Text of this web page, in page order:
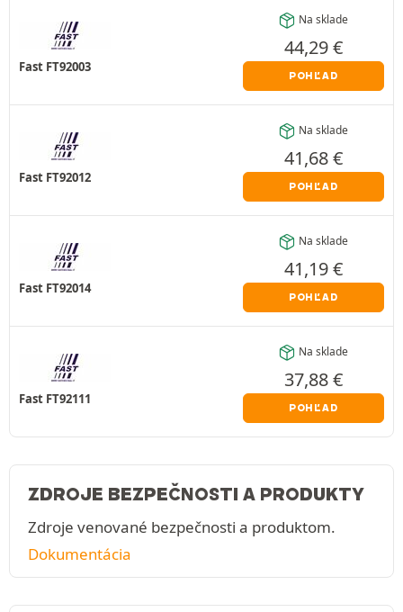
Fast FT92003
Na sklade
44,29€
POHĽAD
Fast FT92012
Na sklade
41,68€
POHĽAD
Fast FT92014
Na sklade
41,19€
POHĽAD
Fast FT92111
Na sklade
37,88€
POHĽAD
ZDROJE BEZPEČNOSTI A PRODUKTY
Zdroje venované bezpečnosti a produktom.
Dokumentácia